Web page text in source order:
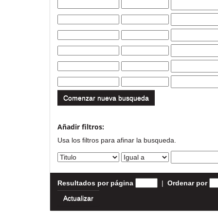
Comenzar nueva busqueda
Añadir filtros:
Usa los filtros para afinar la busqueda.
Resultados por página | Ordenar por